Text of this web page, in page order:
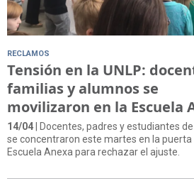
RECLAMOS
Tensión en la UNLP:
familias y alumnos se
movilizaron en la Escuela
14/04| Docentes, padres y estudiantes de
se concentraron este martes en la puerta
Escuela Anexa para rechazar el ajuste.